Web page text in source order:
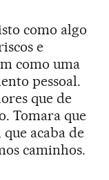
como algo
e
como uma
pessoal.
que de
Tomara que
acaba de
caminhos.